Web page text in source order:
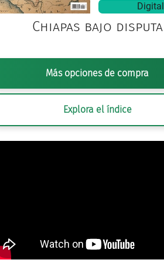
Digital
Chiapas bajo disputa
Más opciones de compra
Explora el índice